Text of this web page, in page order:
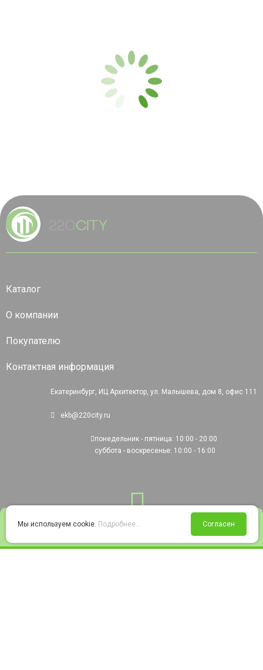
Войти Избранное Корзина
Каталог
О компании
Покупателю
Контактная информация
Екатеринбург, ИЦ Архитектор, ул. Малышева, дом 8, офис 111
ekb@220city.ru
понедельник - пятница: 10:00 - 20:00
суббота - воскресенье: 10:00 - 16:00
Мы используем cookie. Подробнее... Согласен